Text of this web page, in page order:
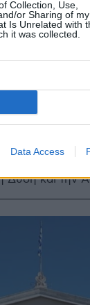
Collection, Use,
or Sharing of my
Is Unrelated with
it was collected.
Data Access
και τον
την
Δύση και την